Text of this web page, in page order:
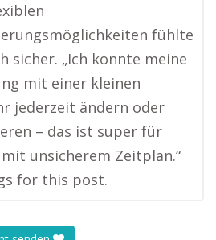
fühlte
sicher. „Ich konnte meine
mit einer kleinen
jederzeit ändern oder
– das ist super für
unsicherem Zeitplan.“
for this post.